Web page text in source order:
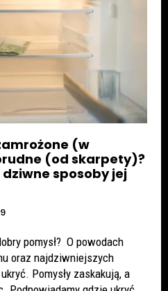
(w
(od skarpety)?
sposoby jej
pomysł? O powodach
oraz najdziwniejszych
Pomysły zaskakują, a